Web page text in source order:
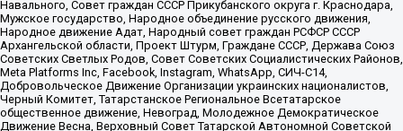
Навального, Совет граждан СССР Прикубанского округа г. Краснодара,
Мужское государство, Народное объединение русского движения,
Народное движение Адат, Народный совет граждан РСФСР СССР
Архангельской области, Проект Штурм, Граждане СССР, Держава Союз
Советских Светлых Родов, Совет Советских Социалистических Районов,
Meta Platforms Inc, Facebook, Instagram, WhatsApp, СИЧ-С14,
Добровольческое Движение Организации украинских националистов,
Черный Комитет, Татарстанское Региональное Всетатарское
общественное движение, Невоград, Молодежное Демократическое
Движение Весна, Верховный Совет Татарской Автономной Советской